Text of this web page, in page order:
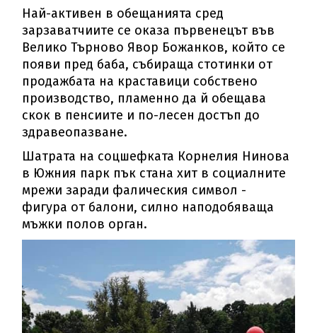
Най-активен в обещанията сред
зарзаватчиите се оказа първенецът във
Велико Търново Явор Божанков, който се
появи пред баба, събираща стотинки от
продажбата на краставици собствено
производство, пламенно да й обещава
скок в пенсиите и по-лесен достъп до
здравеопазване.
Шатрата на соцшефката Корнелия Нинова
в Южния парк пък стана хит в социалните
мрежи заради фалическия символ -
фигура от балони, силно наподобяваща
мъжки полов орган.